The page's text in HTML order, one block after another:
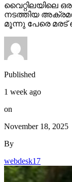
വൈറ്റിലയിലെ
നടത്തിയ
മൂന്നു പേരെ
Published
1 week ago
on
November 18, 2025
By
webdesk17